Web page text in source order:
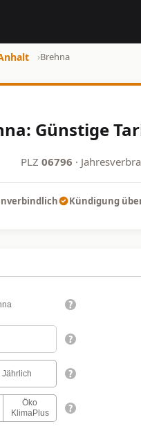
›Brehna
Günstige
PLZ 06796 ·
Kündigung